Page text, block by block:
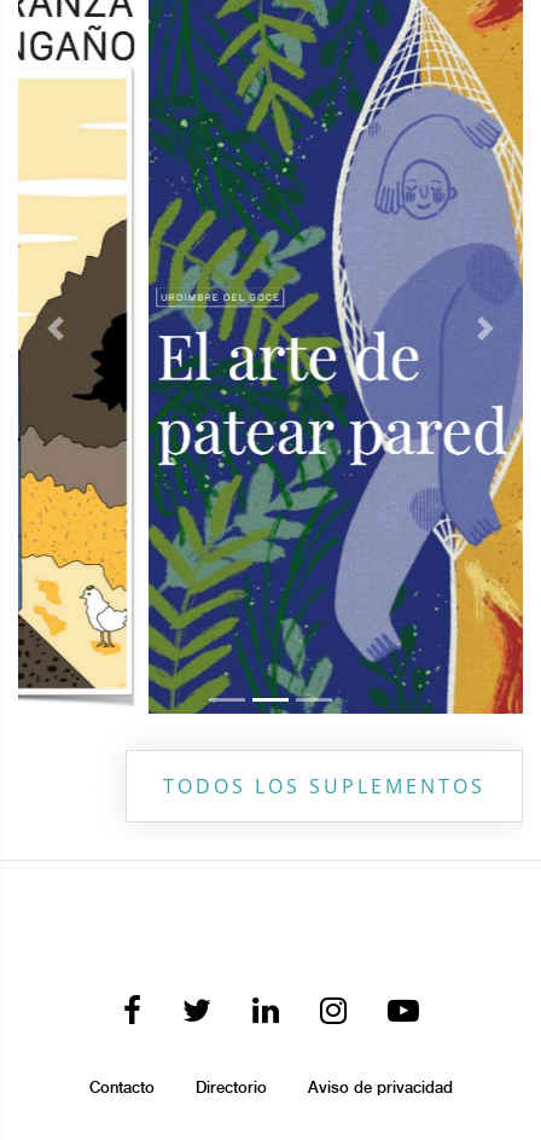
Previous Next
TODOS LOS SUPLEMENTOS
Contacto Directorio Aviso de privacidad